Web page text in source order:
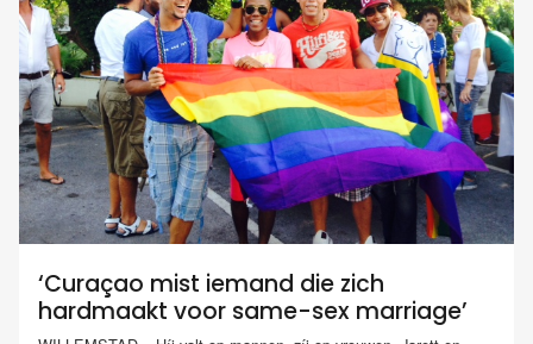
‘Curaçao mist iemand die zich
hardmaakt voor same-sex marriage’